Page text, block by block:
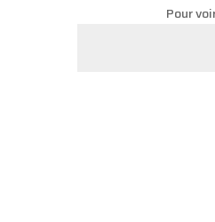
Pour